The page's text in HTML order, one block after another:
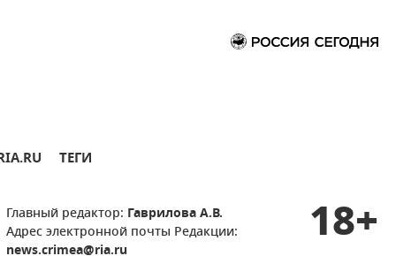
ТЕГИ
Главный редактор: Гаврилова А.В.
Адрес электронной почты Редакции:
news.crimea@ria.ru
18+